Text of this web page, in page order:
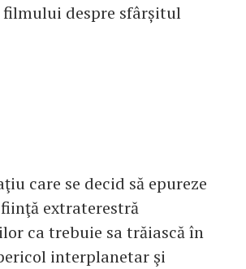
despre sfârșitul
care se decid să epureze
extraterestră
ca trebuie sa trăiască în
interplanetar şi